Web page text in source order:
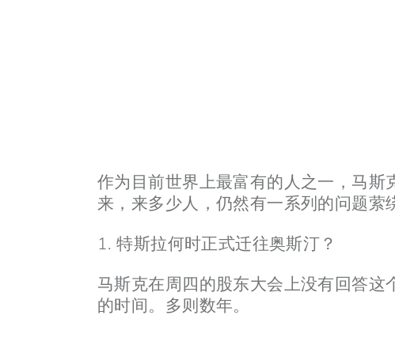
作为目前世界上最富有的人之一，马
来，来多少人，仍然有一系列的问题萦
1. 特斯拉何时正式迁往奥斯汀？
马斯克在周四的股东大会上没有回答
的时间。多则数年。